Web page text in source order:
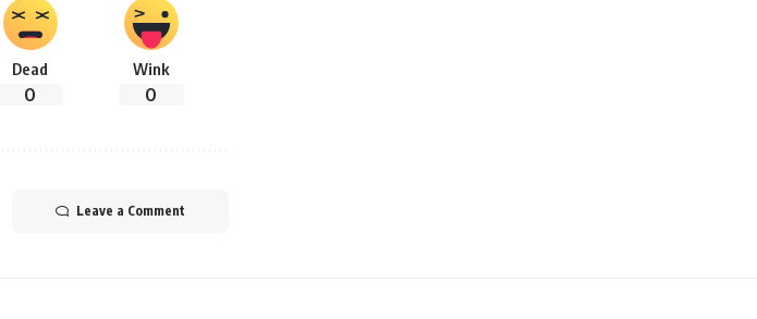
Dead
0
Wink
0
Leave a Comment